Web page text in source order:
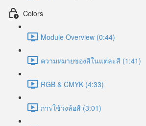
Colors
Module Overview (0:44)
ความหมายของสีในแต่ละสี (1:41)
RGB & CMYK (4:33)
การใช้วงล้อสี (3:01)